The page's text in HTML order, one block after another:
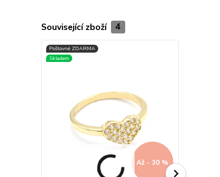
Související zboží 4
Až - 30 %